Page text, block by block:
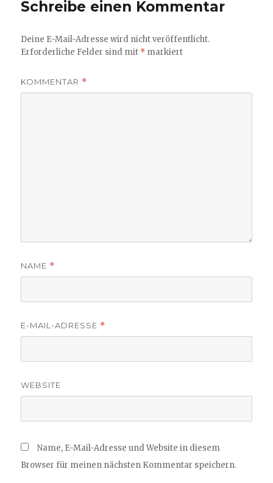
Schreibe einen Kommentar
Deine E-Mail-Adresse wird nicht veröffentlicht.
Erforderliche Felder sind mit * markiert
KOMMENTAR *
NAME *
E-MAIL-ADRESSE *
WEBSITE
Name, E-Mail-Adresse und Website in diesem
Browser für meinen nächsten Kommentar speichern.